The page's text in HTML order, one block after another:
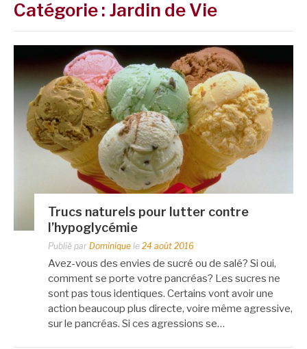
Catégorie : Jardin de Vie
Trucs naturels pour lutter contre
l’hypoglycémie
Publié par Dominique le 24 août 2016
Avez-vous des envies de sucré ou de salé? Si oui,
comment se porte votre pancréas? Les sucres ne
sont pas tous identiques. Certains vont avoir une
action beaucoup plus directe, voire même agressive,
sur le pancréas. Si ces agressions se…